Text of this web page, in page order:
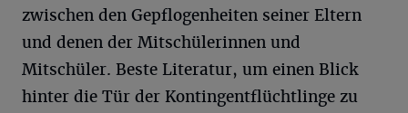
zwischen den Gepflogenheiten seiner Eltern
und denen der Mitschülerinnen und
Mitschüler. Beste Literatur, um einen Blick
hinter die Tür der Kontingentflüchtlinge zu